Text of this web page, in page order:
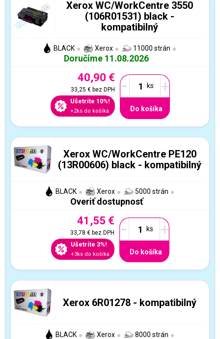
Xerox WC/WorkCentre 3550
(106R01531) black -
kompatibilný
BLACK Xerox 11000 strán
Doručíme 11.08.2026
40,90 €
33,25 €bez DPH
Ušetríte 10%!
+2ks do košíka
- +
Do košíka
Xerox WC/WorkCentre PE120
(13R00606) black - kompatibilný
BLACK Xerox 5000 strán
Overiť dostupnosť
41,55 €
33,78 €bez DPH
Ušetríte 3%!
+3ks do košíka
- +
Do košíka
Xerox 6R01278 - kompatibilný
BLACK Xerox 8000 strán